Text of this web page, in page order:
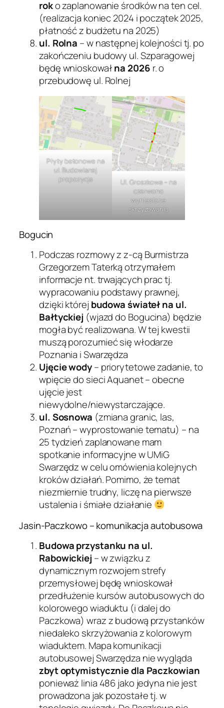
roko zaplanowanie środków na ten cel.
(realizacja koniec 2024 i początek 2025,
płatność z budżetu na 2025)
ul. Rolna – w następnej kolejności tj. po
zakończeniu budowy ul. Szparagowej
będę wnioskowałna 2026 r. o
przebudowę ul. Rolnej
Płyty betonowe na
ul. Budowlanej
propozycja
Ul. Groszkowa – na
czerwono
wyniesione
skrzyżowania
Bogucin
Podczas rozmowy z z-cą Burmistrza
Grzegorzem Taterką otrzymałem
informacje nt. trwających prac tj.
wypracowaniu podstawy prawnej,
dzięki której budowa świateł na ul.
Bałtyckiej (wjazd do Bogucina) będzie
mogła być realizowana. W tej kwestii
muszą porozumieć się włodarze
Poznania i Swarzędza
Ujęcie wody– priorytetowe zadanie, to
wpięcie do sieci Aquanet – obecne
ujęcie jest
niewydolne/niewystarczające.
ul. Sosnowa (zmiana granic, las,
Poznań – wyprostowanie tematu) – na
25 tydzień zaplanowane mam
spotkanie informacyjne w UMiG
Swarzędz w celu omówienia kolejnych
kroków działań. Pomimo, że temat
niezmiernie trudny, liczę na pierwsze
ustalenia i śmiałe działanie
Jasin-Paczkowo – komunikacja autobusowa
Budowa przystanku na ul.
Rabowickiej – w związku z
dynamicznym rozwojem strefy
przemysłowej będę wnioskował
przedłużenie kursów autobusowych do
kolorowego wiaduktu (i dalej do
Paczkowa) wraz z budową przystanków
niedaleko skrzyżowania z kolorowym
wiaduktem. Mapa komunikacji
autobusowej Swarzędza nie wygląda
zbyt optymistycznie dla Paczkowian
ponieważ linia 486 jako jedyna nie jest
prowadzona jak pozostałe tj. w